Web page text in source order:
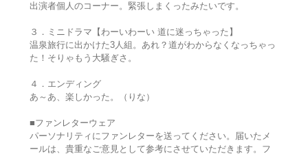
出演者個人のコーナー。緊張しまくったみたいです。
３．ミニドラマ【わーいわーい 道に迷っちゃった】
温泉旅行に出かけた3人組。あれ？道がわからなくなっちゃっ
た！そりゃもう大騒ぎさ。
４．エンディング
あ～あ、楽しかった。（りな）
■ファンレターウェア
パーソナリティにファンレターを送ってください。届いたメ
ールは、貴重なご意見として参考にさせていただきます。フ